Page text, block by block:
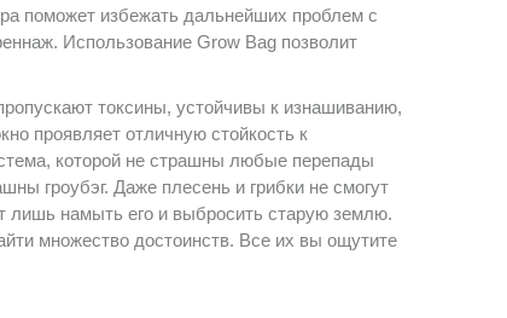
поможет избежать дальнейших проблем с
Использование Grow Bag позволит
токсины, устойчивы к изнашиванию,
проявляет отличную стойкость к
которой не страшны любые перепады
гроубэг. Даже плесень и грибки не смогут
лишь намыть его и выбросить старую землю.
множество достоинств. Все их вы ощутите